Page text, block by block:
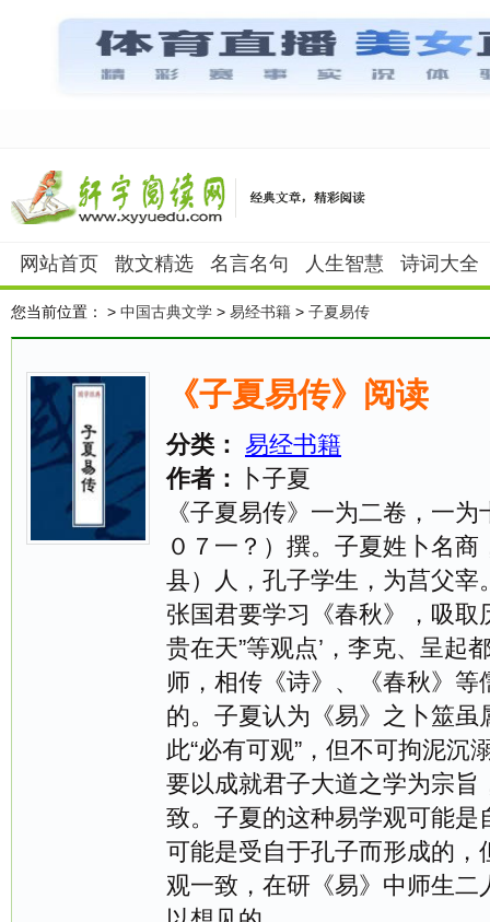
网站首页 散文精选 名言名句 人生智慧 诗词大全
您当前位置： > 中国古典文学 > 易经书籍 > 子夏易传
《子夏易传》阅读
分类： 易经书籍
作者：
卜子夏
《子夏易传》一为二卷，一
０７一？）撰。子夏姓卜名
县）人，孔子学生，为莒父
张国君要学习《春秋》，吸取
贵在天”等观点’，李克、呈起
师，相传《诗》、《春秋》
的。子夏认为《易》之卜筮虽
此“必有可观”，但不可拘泥沉
要以成就君子大道之学为宗
致。子夏的这种易学观可能
可能是受自于孔子而形成的
观一致，在研《易》中师生